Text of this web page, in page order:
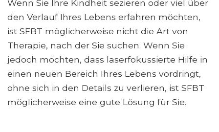
Wenn Sie Ihre Kindheit sezieren oder viel über
den Verlauf Ihres Lebens erfahren möchten,
ist SFBT möglicherweise nicht die Art von
Therapie, nach der Sie suchen. Wenn Sie
jedoch möchten, dass laserfokussierte Hilfe in
einen neuen Bereich Ihres Lebens vordringt,
ohne sich in den Details zu verlieren, ist SFBT
möglicherweise eine gute Lösung für Sie.